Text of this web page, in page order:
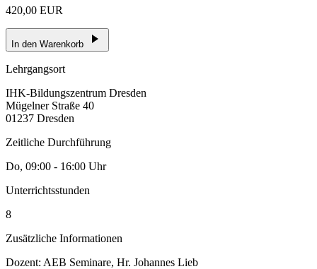
420,00 EUR
In den Warenkorb
Lehrgangsort
IHK-Bildungszentrum Dresden
Mügelner Straße 40
01237 Dresden
Zeitliche Durchführung
Do, 09:00 - 16:00 Uhr
Unterrichtsstunden
8
Zusätzliche Informationen
Dozent: AEB Seminare, Hr. Johannes Lieb